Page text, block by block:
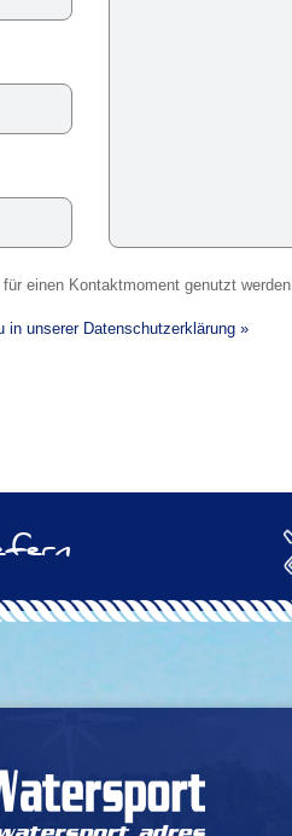
einen Kontaktmoment genutzt werden.
in unserer Datenschutzerklärung »